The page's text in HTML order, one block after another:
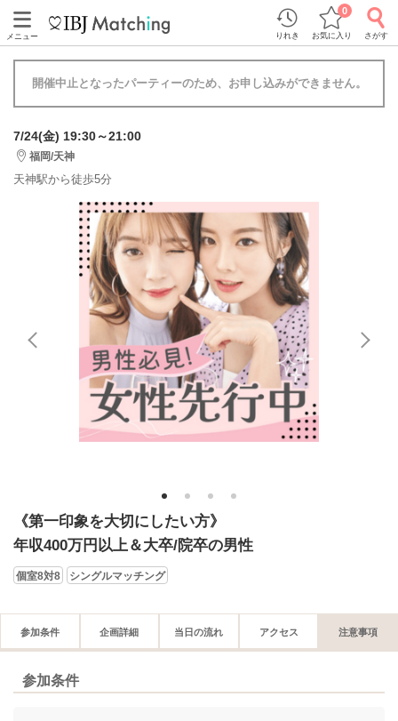
メニュー りれき お気に入り
0
さがす
開催中止となったパーティーのため、お申し込みができません。
7/24(金) 19:30～21:00
福岡/天神
天神駅から徒歩5分
1 2 3 4
《第一印象を大切にしたい方》
年収400万円以上＆大卒/院卒の男性
個室8対8 シングルマッチング
参加条件 企画詳細 当日の流れ アクセス 注意事項
参加条件